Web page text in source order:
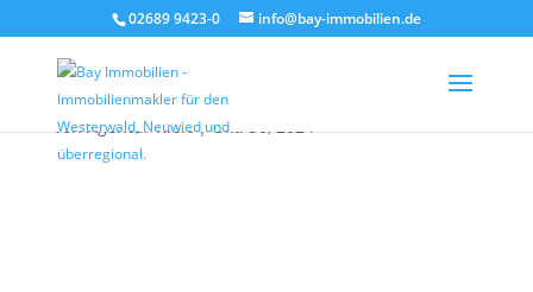
02689 9423-0 info@bay-immobilien.de
Christian Bay
vonAgentur Kloft|Okt. 30, 2024